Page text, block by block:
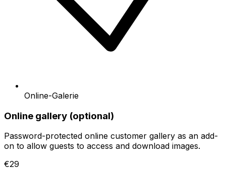
Online-Galerie
Online gallery (optional)
Password-protected online customer gallery as an add-
on to allow guests to access and download images.
€29